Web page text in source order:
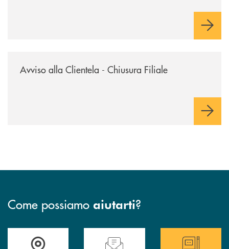
Avviso alla Clientela - Chiusura Filiale
Come possiamo aiutarti?
Accedi all' elenco completo delle filialiHai bisogno di assistenza immediata ?
Hai bisogno di